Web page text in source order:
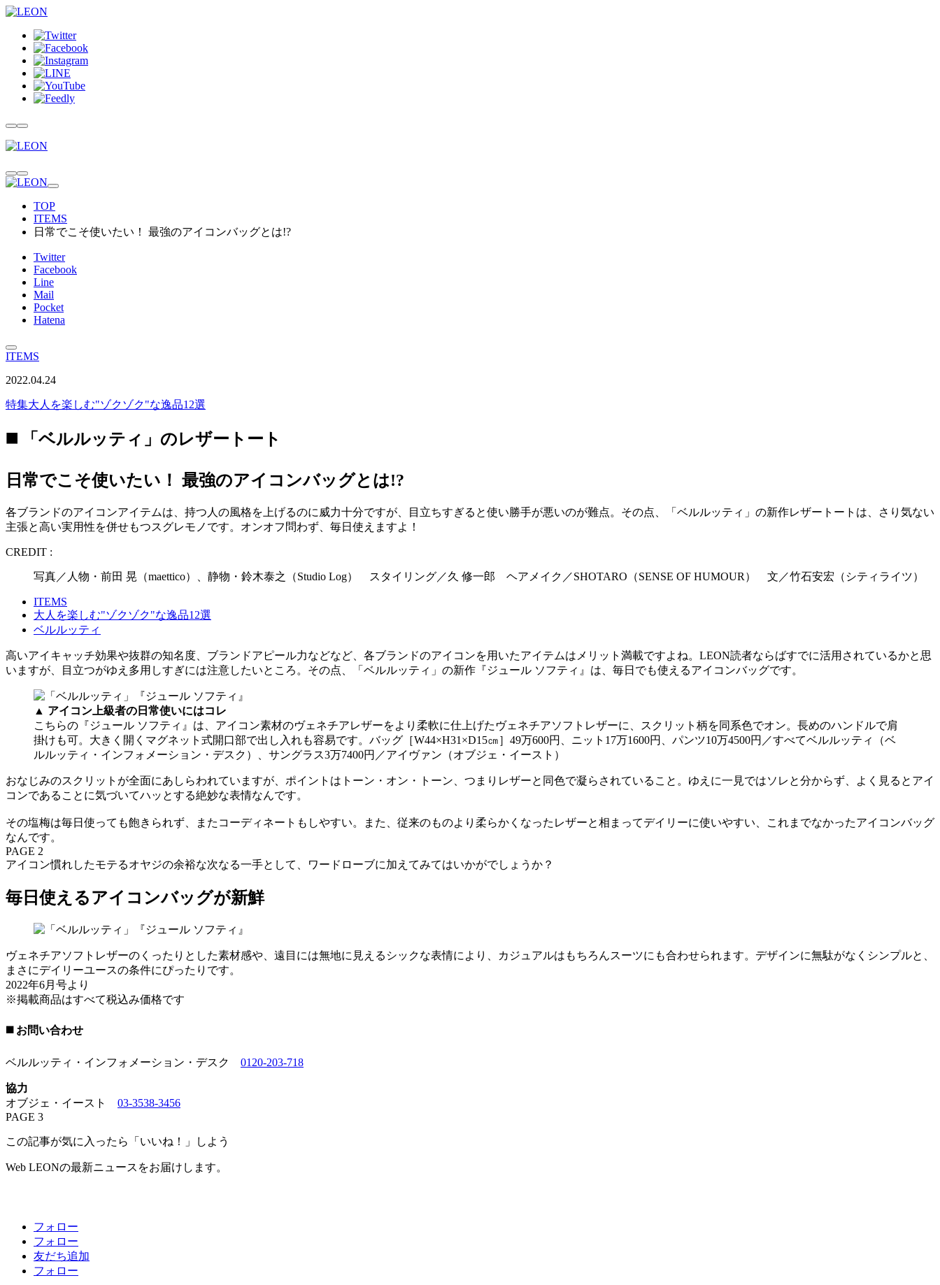
TOP
ITEMS
日常でこそ使いたい！ 最強のアイコンバッグとは!?
Twitter
Facebook
Line
Mail
Pocket
Hatena
ITEMS
2022.04.24
特集大人を楽しむ"ゾクゾク"な逸品12選
◼️ 「ベルルッティ」のレザートート
日常でこそ使いたい！ 最強のアイコンバッグとは!?
各ブランドのアイコンアイテムは、持つ人の風格を上げるのに威力十分ですが、目立ちすぎると使い勝手が悪いのが難点。その点、「ベルルッティ」の新作レザートートは、さり気ない
主張と高い実用性を併せもつスグレモノです。オンオフ問わず、毎日使えますよ！
CREDIT :
写真／人物・前田 晃（maettico）、静物・鈴木泰之（Studio Log） スタイリング／久 修一郎 ヘアメイク／SHOTARO（SENSE OF HUMOUR） 文／竹石安宏（シティライツ）
ITEMS
大人を楽しむ"ゾクゾク"な逸品12選
ベルルッティ
高いアイキャッチ効果や抜群の知名度、ブランドアピール力などなど、各ブランドのアイコンを用いたアイテムはメリット満載ですよね。LEON読者ならばすでに活用されているかと思
いますが、目立つがゆえ多用しすぎには注意したいところ。その点、「ベルルッティ」の新作『ジュール ソフティ』は、毎日でも使えるアイコンバッグです。
▲ アイコン上級者の日常使いにはコレ
こちらの『ジュール ソフティ』は、アイコン素材のヴェネチアレザーをより柔軟に仕上げたヴェネチアソフトレザーに、スクリット柄を同系色でオン。長めのハンドルで肩
掛けも可。大きく開くマグネット式開口部で出し入れも容易です。バッグ［W44×H31×D15㎝］49万600円、ニット17万1600円、パンツ10万4500円／すべてベルルッティ（ベ
ルルッティ・インフォメーション・デスク）、サングラス3万7400円／アイヴァン（オブジェ・イースト）
おなじみのスクリットが全面にあしらわれていますが、ポイントはトーン・オン・トーン、つまりレザーと同色で凝らされていること。ゆえに一見ではソレと分からず、よく見るとアイ
コンであることに気づいてハッとする絶妙な表情なんです。
その塩梅は毎日使っても飽きられず、またコーディネートもしやすい。また、従来のものより柔らかくなったレザーと相まってデイリーに使いやすい、これまでなかったアイコンバッグ
なんです。
PAGE 2
アイコン慣れしたモテるオヤジの余裕な次なる一手として、ワードローブに加えてみてはいかがでしょうか？
毎日使えるアイコンバッグが新鮮
ヴェネチアソフトレザーのくったりとした素材感や、遠目には無地に見えるシックな表情により、カジュアルはもちろんスーツにも合わせられます。デザインに無駄がなくシンプルと、
まさにデイリーユースの条件にぴったりです。
2022年6月号より
※掲載商品はすべて税込み価格です
◼️ お問い合わせ
ベルルッティ・インフォメーション・デスク 0120-203-718
協力
オブジェ・イースト 03-3538-3456
PAGE 3
この記事が気に入ったら「いいね！」しよう
Web LEONの最新ニュースをお届けします。
フォロー
フォロー
友だち追加
フォロー